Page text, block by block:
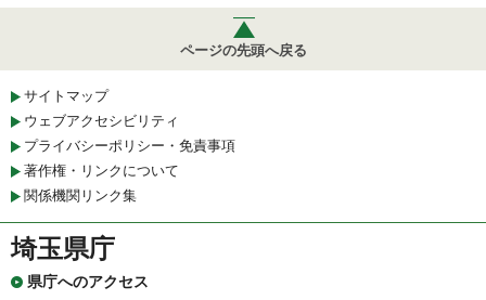
ページの先頭へ戻る
サイトマップ
ウェブアクセシビリティ
プライバシーポリシー・免責事項
著作権・リンクについて
関係機関リンク集
埼玉県庁
県庁へのアクセス